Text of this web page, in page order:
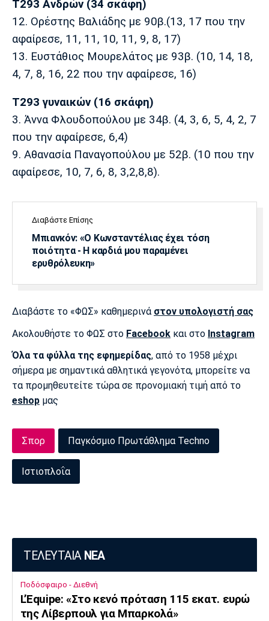
T293 Ανδρών (34 σκάφη)
12. Ορέστης Βαλιάδης με 90β.(13, 17 που την
αφαίρεσε, 11, 11, 10, 11, 9, 8, 17)
13. Ευστάθιος Μουρελάτος με 93β. (10, 14, 18,
4, 7, 8, 16, 22 που την αφαίρεσε, 16)
Τ293 γυναικών (16 σκάφη)
3. Άννα Φλουδοπούλου με 34β. (4, 3, 6, 5, 4, 2, 7
που την αφαίρεσε, 6,4)
9. Αθανασία Παναγοπούλου με 52β. (10 που την
αφαίρεσε, 10, 7, 6, 8, 3,2,8,8).
Διαβάστε Επίσης
Μπιανκόν: «Ο Κωνσταντέλιας έχει τόση
ποιότητα - Η καρδιά μου παραμένει
ερυθρόλευκη»
Διαβάστε το «ΦΩΣ» καθημερινά στον υπολογιστή σας
Ακολουθήστε το ΦΩΣ στο Facebook και στο Instagram
Όλα τα φύλλα της εφημερίδας, από το 1958 μέχρι
σήμερα με σημαντικά αθλητικά γεγονότα, μπορείτε να
τα προμηθευτείτε τώρα σε προνομιακή τιμή από το
eshop μας
Σπορ Παγκόσμιο Πρωτάθλημα Techno
Ιστιοπλοΐα
ΤΕΛΕΥΤΑΙΑ ΝΕΑ
Ποδόσφαιρο - Διεθνή
L’Equipe: «Στο κενό πρόταση 115 εκατ. ευρώ
της Λίβερπουλ για Μπαρκολά»